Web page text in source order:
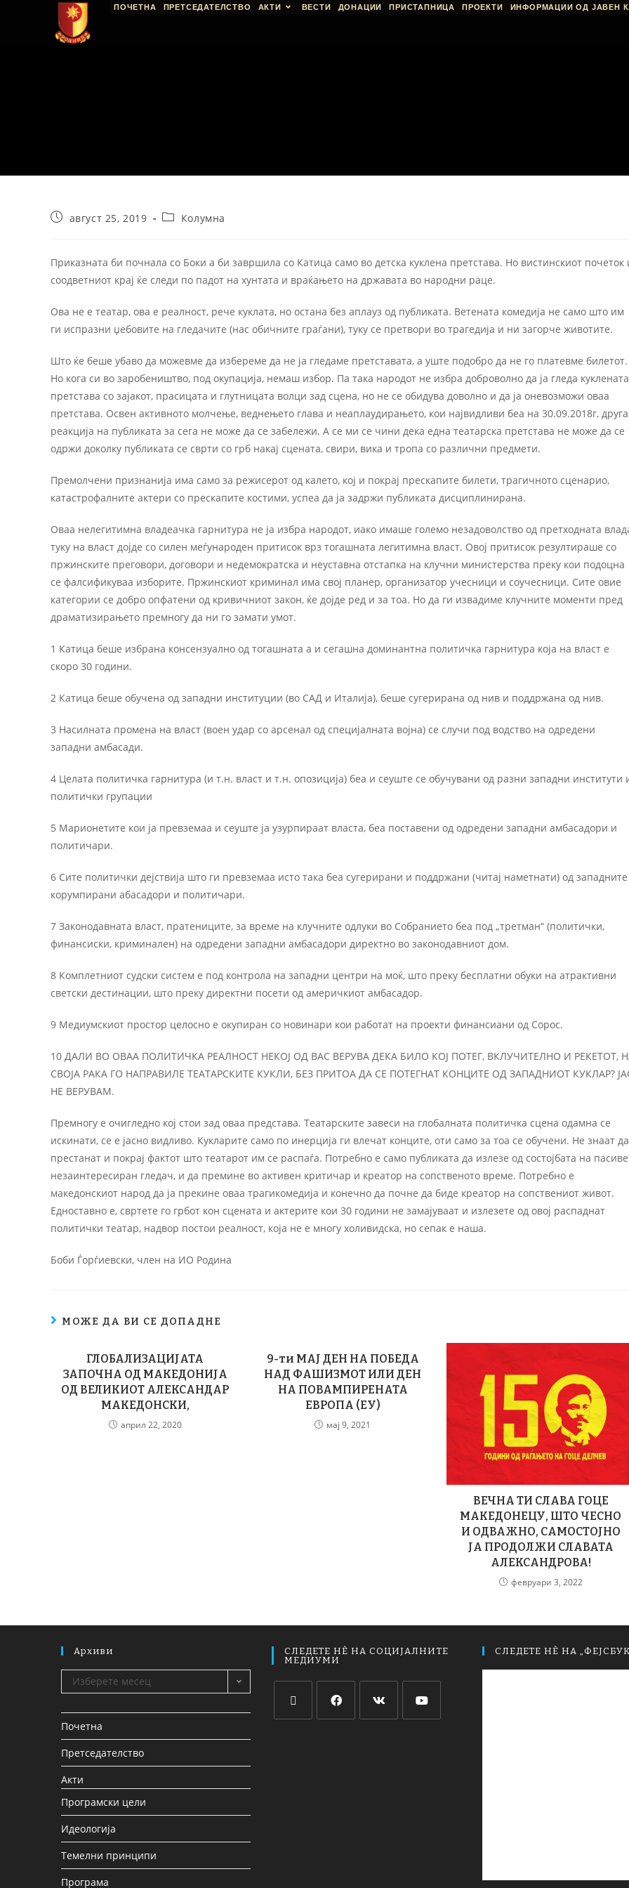
ПОЧЕТНА ПРЕТСЕДАТЕЛСТВО АКТИ ВЕСТИ ДОНАЦИИ ПРИСТАПНИЦА ПРОЕКТИ ИНФОРМАЦИИ ОД ЈАВЕН
август 25, 2019 Колумна
Приказната би почнала со Боки а би завршила со Катица само во детска куклена претстава. Но вистинскиот почеток
соодветниот крај ќе следи по падот на хунтата и враќањето на државата во народни раце.
Ова не е театар, ова е реалност, рече куклата, но остана без аплауз од публиката. Ветената комедија не само што им
ги испразни џебовите на гледачите (нас обичните граѓани), туку се претвори во трагедија и ни загорче животите.
Што ќе беше убаво да можевме да избереме да не ја гледаме претставата, а уште подобро да не го платевме билетот.
Но кога си во заробеништво, под окупација, немаш избор. Па така народот не избра доброволно да ја гледа куклената
претстава со зајакот, прасицата и глутницата волци зад сцена, но не се обидува доволно и да ја оневозможи оваа
претстава. Освен активното молчење, веднењето глава и неаплаудирањето, кои највидливи беа на 30.09.2018г, друга
реакција на публиката за сега не може да се забележи. А се ми се чини дека една театарска претстава не може да се
одржи доколку публиката се сврти со грб накај сцената, свири, вика и тропа со различни предмети.
Премолчени признанија има само за режисерот од калето, кој и покрај прескапите билети, трагичното сценарио,
катастрофалните актери со прескапите костими, успеа да ја задржи публиката дисциплинирана.
Оваа нелегитимна владеачка гарнитура не ја избра народот, иако имаше големо незадоволство од претходната
туку на власт дојде со силен меѓународен притисок врз тогашната легитимна власт. Овој притисок резултираше со
пржинските преговори, договори и недемократска и неуставна отстапка на клучни министерства преку кои подоцна
се фалсификуваа изборите. Пржинскиот криминал има свој планер, организатор учесници и соучесници. Сите овие
категории се добро опфатени од кривичниот закон, ќе дојде ред и за тоа. Но да ги извадиме клучните моменти пред
драматизирањето премногу да ни го замати умот.
1 Катица беше избрана консензуално од тогашната а и сегашна доминантна политичка гарнитура која на власт е
скоро 30 години.
2 Катица беше обучена од западни институции (во САД и Италија), беше сугерирана од нив и поддржана од нив.
3 Насилната промена на власт (воен удар со арсенал од специјалната војна) се случи под водство на одредени
западни амбасади.
4 Целата политичка гарнитура (и т.н. власт и т.н. опозиција) беа и сеуште се обучувани од разни западни институти
политички групации
5 Марионетите кои ја превземаа и сеуште ја узурпираат власта, беа поставени од одредени западни амбасадори и
политичари.
6 Сите политички дејствија што ги превземаа исто така беа сугерирани и поддржани (читај наметнати) од западните
корумпирани абасадори и политичари.
7 Законодавната власт, пратениците, за време на клучните одлуки во Собранието беа под „третман“ (политички,
финансиски, криминален) на одредени западни амбасадори директно во законодавниот дом.
8 Комплетниот судски систем е под контрола на западни центри на моќ, што преку бесплатни обуки на атрактивни
светски дестинации, што преку директни посети од америчкиот амбасадор.
9 Медиумскиот простор целосно е окупиран со новинари кои работат на проекти финансиани од Сорос.
10 ДАЛИ ВО ОВАА ПОЛИТИЧКА РЕАЛНОСТ НЕКОЈ ОД ВАС ВЕРУВА ДЕКА БИЛО КОЈ ПОТЕГ, ВКЛУЧИТЕЛНО И РЕКЕТОТ,
СВОЈА РАКА ГО НАПРАВИЛЕ ТЕАТАРСКИТЕ КУКЛИ, БЕЗ ПРИТОА ДА СЕ ПОТЕГНАТ КОНЦИТЕ ОД ЗАПАДНИОТ КУКЛАР?
НЕ ВЕРУВАМ.
Премногу е очигледно кој стои зад оваа представа. Театарските завеси на глобалната политичка сцена одамна се
искинати, се е јасно видливо. Кукларите само по инерција ги влечат конците, оти само за тоа се обучени. Не знаат да
престанат и покрај фактот што театарот им се распаѓа. Потребно е само публиката да излезе од состојбата на
незаинтересиран гледач, и да премине во активен критичар и креатор на сопственото време. Потребно е
македонскиот народ да ја прекине оваа трагикомедија и конечно да почне да биде креатор на сопствениот живот.
Едноставно е, свртете го грбот кон сцената и актерите кои 30 години не замајуваат и излезете од овој распаднат
политички театар, надвор постои реалност, која не е многу холивидска, но сепак е наша.
Боби Ѓорѓиевски, член на ИО Родина
МОЖЕ ДА ВИ СЕ ДОПАДНЕ
ГЛОБАЛИЗАЦИЈАТА
ЗАПОЧНА ОД МАКЕДОНИЈА
ОД ВЕЛИКИОТ АЛЕКСАНДАР
МАКЕДОНСКИ,
април 22, 2020
9-ти МАЈ ДЕН НА ПОБЕДА
НАД ФАШИЗМОТ ИЛИ ДЕН
НА ПОВАМПИРЕНАТА
ЕВРОПА (ЕУ)
мај 9, 2021
ВЕЧНА ТИ СЛАВА ГОЦЕ
МАКЕДОНЕЦУ, ШТО ЧЕСНО
И ОДВАЖНО, САМОСТОЈНО
ЈА ПРОДОЛЖИ СЛАВАТА
АЛЕКСАНДРОВА!
февруари 3, 2022
Архиви
Изберете месец
Почетна
Претседателство
Акти
Програмски цели
Идеологија
Темелни принципи
Програма
СЛЕДЕТЕ НЀ НА СОЦИЈАЛНИТЕ
МЕДИУМИ
СЛЕДЕТЕ НЀ НА